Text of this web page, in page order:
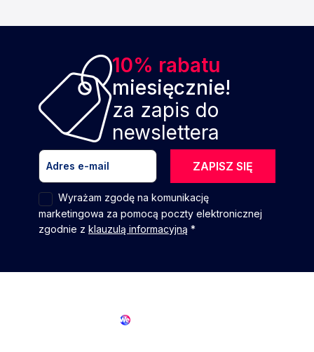
10% rabatu
miesięcznie!
za zapis do
newslettera
ZAPISZ SIĘ
Wyrażam zgodę na komunikację
marketingowa za pomocą poczty elektronicznej
zgodnie z klauzulą informacyjną *